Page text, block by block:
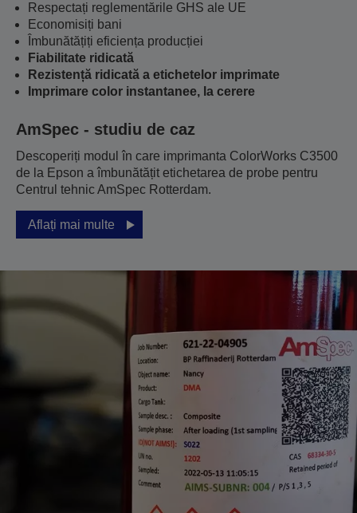
Respectați reglementările GHS ale UE
Economisiți bani
Îmbunătățiți eficiența producției
Fiabilitate ridicată
Rezistență ridicată a etichetelor imprimate
Imprimare color instantanee, la cerere
AmSpec - studiu de caz
Descoperiți modul în care imprimanta ColorWorks C3500
de la Epson a îmbunătățit etichetarea de probe pentru
Centrul tehnic AmSpec Rotterdam.
Aflați mai multe